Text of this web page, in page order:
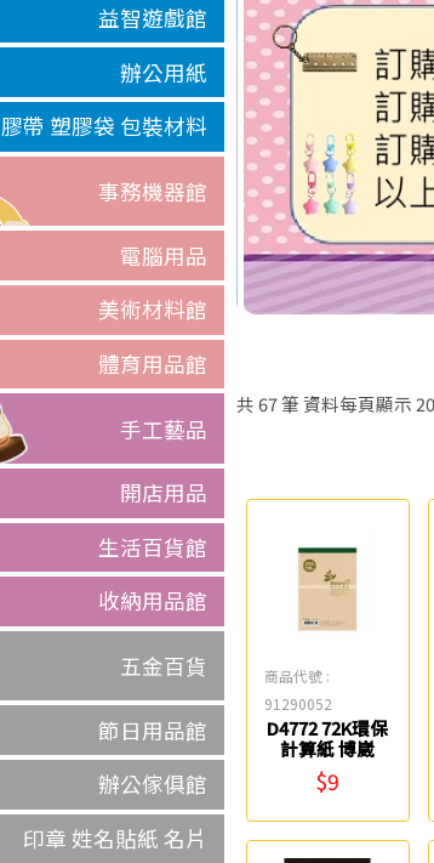
益智遊戲館
辦公用紙
膠帶 塑膠袋 包裝材料
事務機器館
電腦用品
美術材料館
體育用品館
手工藝品
開店用品
生活百貨館
收納用品館
五金百貨
節日用品館
辦公傢俱館
印章 姓名貼紙 名片
共 67筆 資料每頁顯示 20
商品代號 :
91290052
D4772 72K環保
計算紙 博崴
$9